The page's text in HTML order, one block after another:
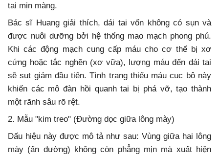
tai mịn màng.
Bác sĩ Huang giải thích, dái tai vốn không có sụn và
được nuôi dưỡng bởi hệ thống mao mạch phong phú.
Khi các động mạch cung cấp máu cho cơ thể bị xơ
cứng hoặc tắc nghẽn (xơ vữa), lượng máu đến dái tai
sẽ sụt giảm đầu tiên. Tình trạng thiếu máu cục bộ này
khiến các mô đàn hồi quanh tai bị phá vỡ, tạo thành
một rãnh sâu rõ rệt.
2. Mẫu "kim treo" (Đường dọc giữa lông mày)
Dấu hiệu này được mô tả như sau: Vùng giữa hai lông
mày (ấn đường) không còn phẳng mịn mà xuất hiện